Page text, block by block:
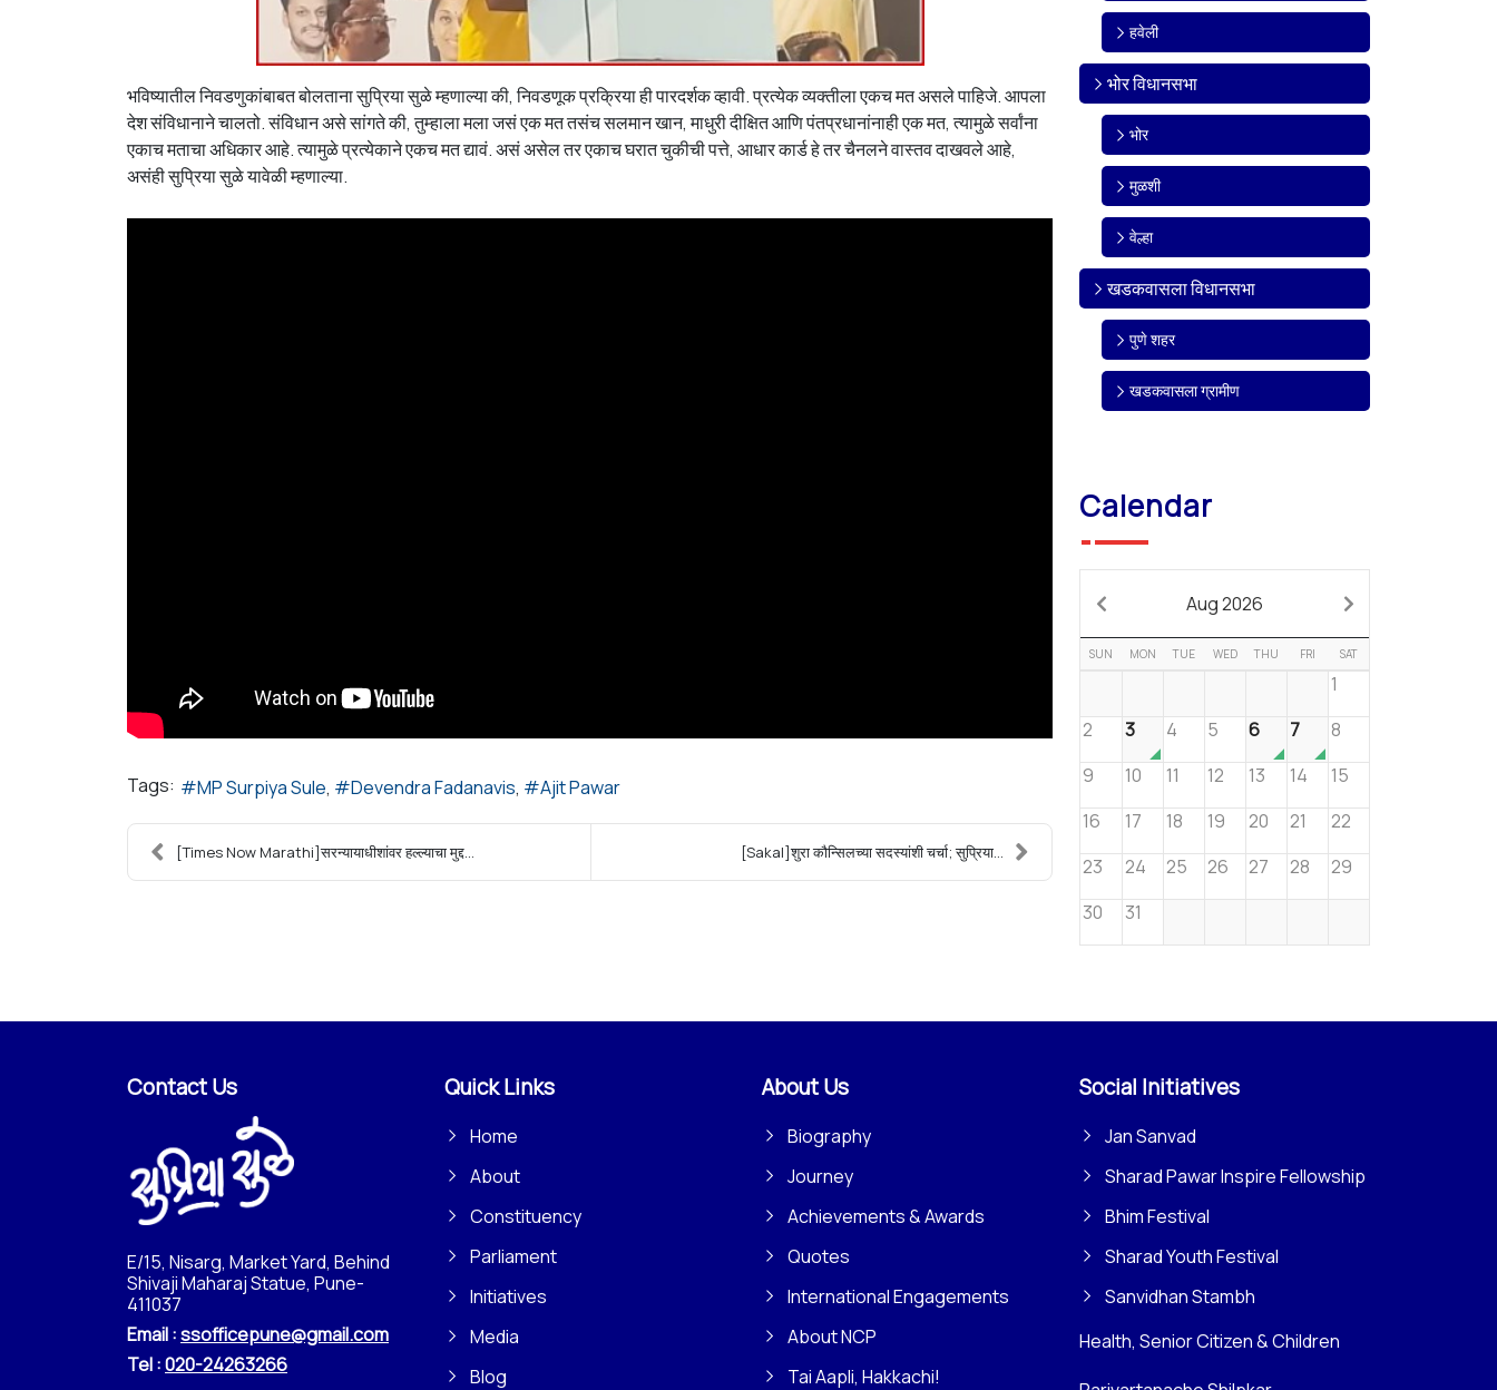
भविष्यातील निवडणुकांबाबत बोलताना सुप्रिया सुळे म्हणाल्या की, निवडणूक प्रक्रिया ही पारदर्शक व्हावी. प्रत्येक व्यक्तीला एकच मत असले पाहिजे. आपला
देश संविधानाने चालतो. संविधान असे सांगते की, तुम्हाला मला जसं एक मत तसंच सलमान खान, माधुरी दीक्षित आणि पंतप्रधानांनाही एक मत, त्यामुळे सर्वांना
एकाच मताचा अधिकार आहे. त्यामुळे प्रत्येकाने एकच मत द्यावं. असं असेल तर एकाच घरात चुकीची पत्ते, आधार कार्ड हे तर चैनलने वास्तव दाखवले आहे,
असंही सुप्रिया सुळे यावेळी म्हणाल्या.
Tags: MP Surpiya Sule Devendra Fadanavis Ajit Pawar
[Times Now Marathi]सरन्यायाधीशांवर हल्ल्याचा मुद्द... [Sakal]शुरा कौन्सिलच्या सदस्यांशी चर्चा; सुप्रिया...
हवेली
भोर विधानसभा
भोर
मुळशी
वेल्हा
खडकवासला विधानसभा
पुणे शहर
खडकवासला ग्रामीण
Calendar
Aug 2026
SUN MON TUE WED THU FRI SAT
1
2
3 4 5 6 7
8
9
10 11 12 13 14
15
16
17 18 19 20 21
22
23
24 25 26 27 28
29
30
31
Contact Us
E/15, Nisarg, Market Yard, Behind
Shivaji Maharaj Statue, Pune-
411037
Email :ssofficepune@gmail.com
Tel :020-24263266
Quick Links
Home
About
Constituency
Parliament
Initiatives
Media
Blog
About Us
Biography
Journey
Achievements & Awards
Quotes
International Engagements
About NCP
Tai Aapli, Hakkachi!
Social Initiatives
Jan Sanvad
Sharad Pawar Inspire Fellowship
Bhim Festival
Sharad Youth Festival
Sanvidhan Stambh
Health, Senior Citizen & Children